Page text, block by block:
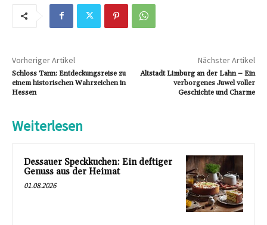
Vorheriger Artikel
Schloss Tann: Entdeckungsreise zu
einem historischen Wahrzeichen in
Hessen
Nächster Artikel
Altstadt Limburg an der Lahn – Ein
verborgenes Juwel voller
Geschichte und Charme
Weiterlesen
Dessauer Speckkuchen: Ein deftiger
Genuss aus der Heimat
01.08.2026